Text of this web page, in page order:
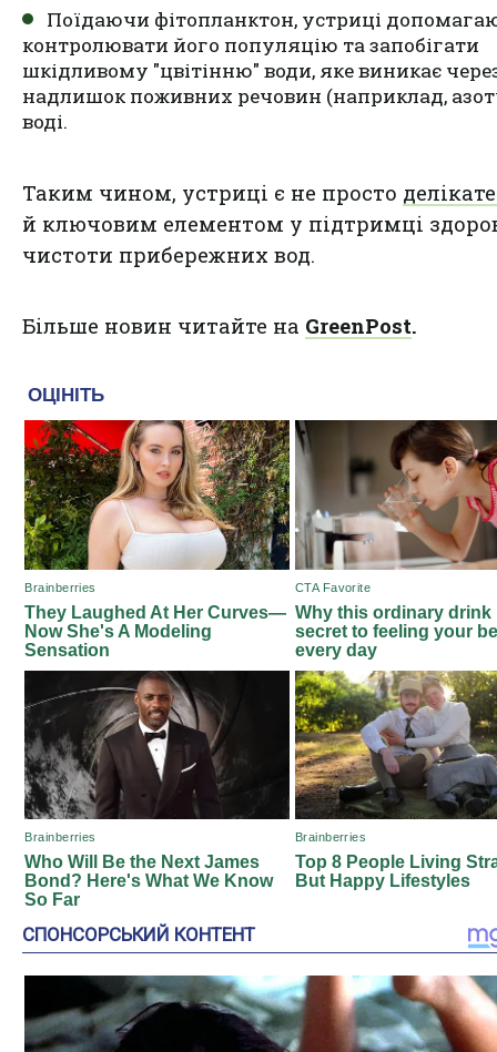
Поїдаючи фітопланктон, устриці
контролювати його популяцію та запобігати
шкідливому "цвітінню" води, яке виникає
надлишок поживних речовин (наприклад,
воді.
Таким чином, устриці є не просто
й ключовим елементом у підтримці
чистоти прибережних вод.
Більше новин читайте на GreenPost.